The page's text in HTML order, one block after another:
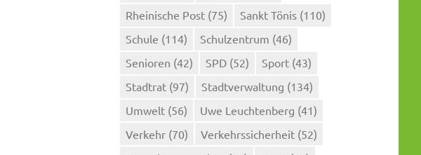
Rheinische Post (75) Sankt Tönis (110)
Schule (114) Schulzentrum (46)
Senioren (42) SPD (52) Sport (43)
Stadtrat (97) Stadtverwaltung (134)
Umwelt (56) Uwe Leuchtenberg (41)
Verkehr (70) Verkehrssicherheit (52)